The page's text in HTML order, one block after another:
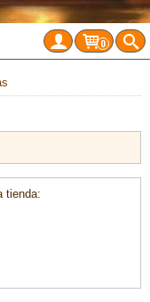
0
tienda: